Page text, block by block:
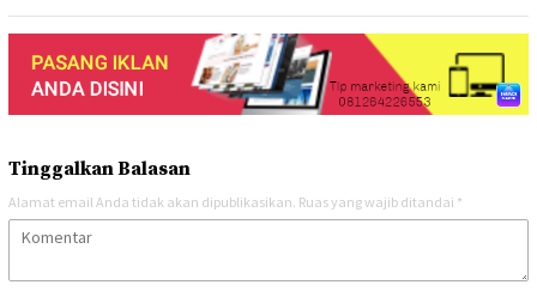
Tinggalkan Balasan
Alamat email Anda tidak akan dipublikasikan. Ruas yang wajib ditandai *